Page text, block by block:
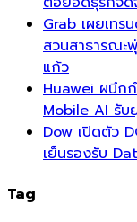
Grab เผยเทร
สวนสาธารณะ
แก้ว
Huawei ผนึก
Mobile AI รับ
Dow เปิดตัว
เย็นรองรับ
Tag